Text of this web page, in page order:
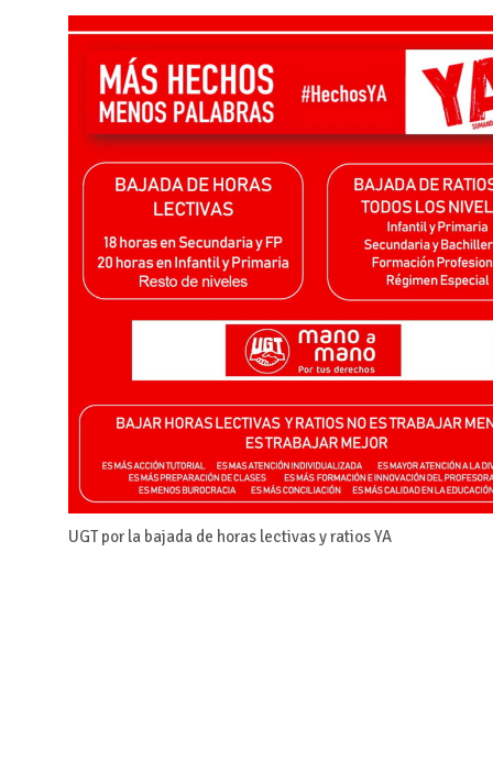
UGT por la bajada de horas lectivas y ratios YA